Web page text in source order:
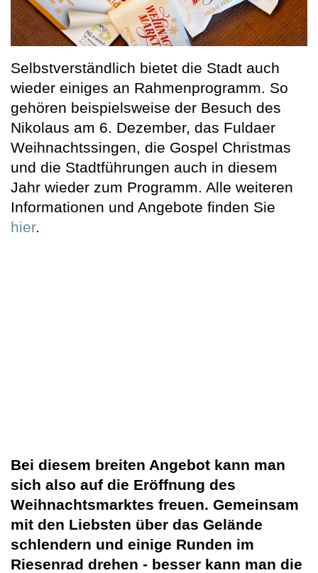
Selbstverständlich bietet die Stadt auch
wieder einiges an Rahmenprogramm. So
gehören beispielsweise der Besuch des
Nikolaus am 6. Dezember, das Fuldaer
Weihnachtssingen, die Gospel Christmas
und die Stadtführungen auch in diesem
Jahr wieder zum Programm. Alle weiteren
Informationen und Angebote finden Sie
hier.
Bei diesem breiten Angebot kann man
sich also auf die Eröffnung des
Weihnachtsmarktes freuen. Gemeinsam
mit den Liebsten über das Gelände
schlendern und einige Runden im
Riesenrad drehen - besser kann man die